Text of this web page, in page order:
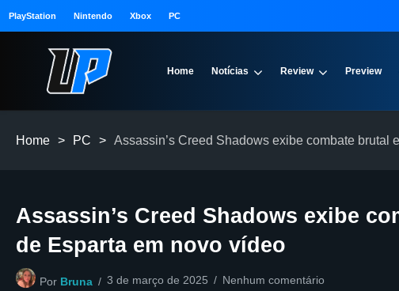
PlayStation Nintendo Xbox PC
Home Notícias Review Preview
Home > PC > Assassin’s Creed Shadows exibe combate brutal
Assassin’s Creed Shadows exibe
de Esparta em novo vídeo
Por Bruna 3 de março de 2025 Nenhum comentário